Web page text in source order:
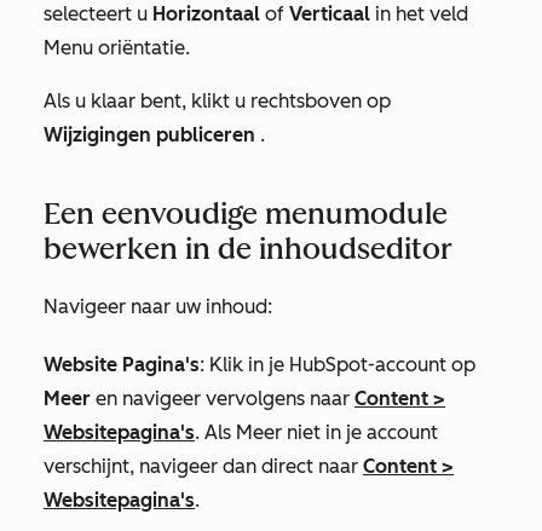
selecteert u Horizontaal of Verticaal in het veld
Menu oriëntatie.
Als u klaar bent, klikt u rechtsboven op
Wijzigingen publiceren .
Een eenvoudige menumodule
bewerken in de inhoudseditor
Navigeer naar uw inhoud:
Website Pagina's: Klik in je HubSpot-account op
Meer en navigeer vervolgens naar Content >
Websitepagina's. Als Meer niet in je account
verschijnt, navigeer dan direct naar Content >
Websitepagina's.